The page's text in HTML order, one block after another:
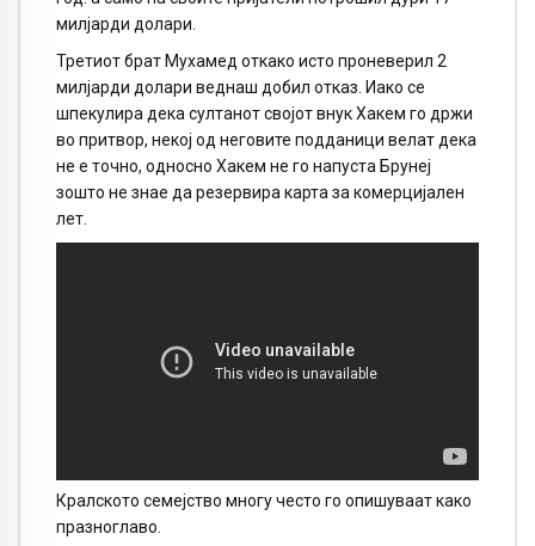
милјарди долари.
Третиот брат Мухамед откако исто проневерил 2
милјарди долари веднаш добил отказ. Иако се
шпекулира дека султанот својот внук Хакем го држи
во притвор, некој од неговите подданици велат дека
не е точно, односно Хакем не го напуста Брунеј
зошто не знае да резервира карта за комерцијален
лет.
Кралското семејство многу често го опишуваат како
празноглаво.